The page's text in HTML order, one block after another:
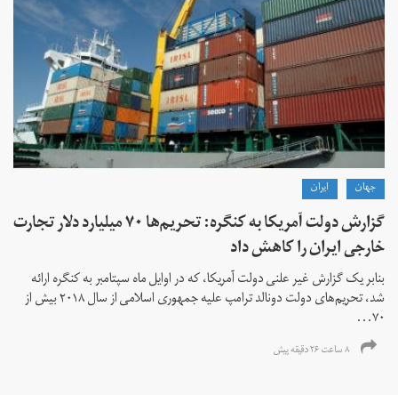
جهان ايران
گزارش دولت آمریکا به کنگره: تحریم‌ها ۷۰ میلیارد دلار تجارت
خارجی ایران را کاهش داد
بنابر یک گزارش غیر علنی دولت آمریکا، که در اوایل ماه سپتامبر به کنگره ارائه
شد، تحریم‌های دولت دونالد ترامپ علیه جمهوری اسلامی از سال ۲۰۱۸ بیش از
۷۰...
۸ ساعت ۲۶ دقیقه پیش